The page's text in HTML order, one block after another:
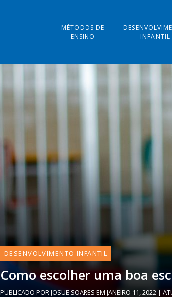
MÉTODOS DE
ENSINO
INFANTIL
DESENVOLVIMENTO INFANTIL
Como escolher uma boa
PUBLICADO PORJOSUE SOARES EM JANEIRO 11, 2022 |